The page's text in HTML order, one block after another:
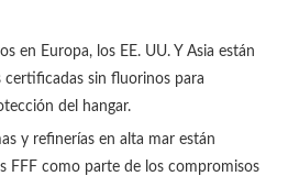
en Europa, los EE. UU. Y Asia están
certificadas sin fluorinos para
del hangar.
y refinerías en alta mar están
FFF como parte de los compromisos